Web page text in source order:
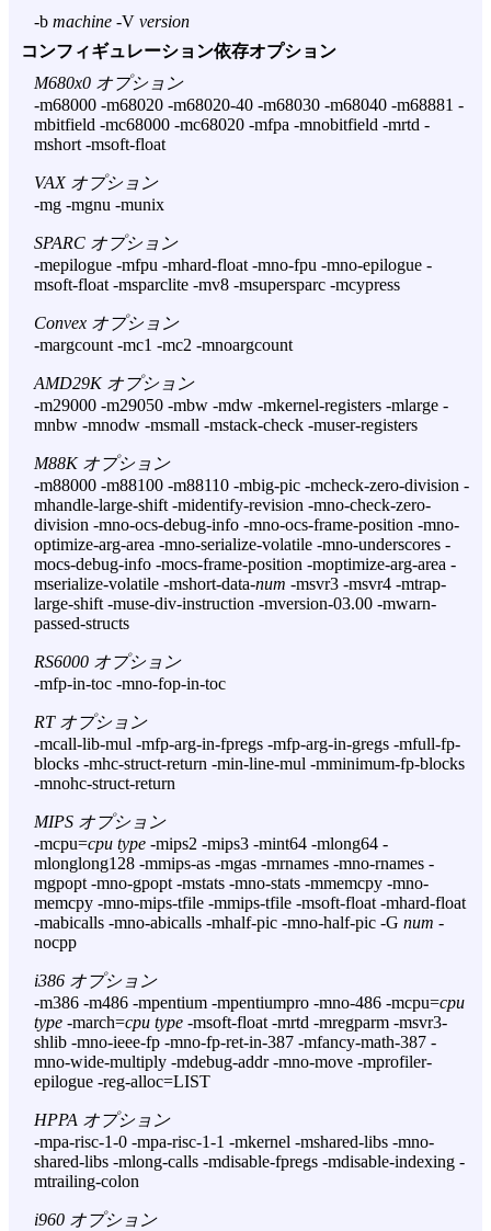
-b machine -V version
コンフィギュレーション依存オプション
M680x0 オプション
-m68000 -m68020 -m68020-40 -m68030 -m68040 -m68881 -
mbitfield -mc68000 -mc68020 -mfpa -mnobitfield -mrtd -
mshort -msoft-float
VAX オプション
-mg -mgnu -munix
SPARC オプション
-mepilogue -mfpu -mhard-float -mno-fpu -mno-epilogue -
msoft-float -msparclite -mv8 -msupersparc -mcypress
Convex オプション
-margcount -mc1 -mc2 -mnoargcount
AMD29K オプション
-m29000 -m29050 -mbw -mdw -mkernel-registers -mlarge -
mnbw -mnodw -msmall -mstack-check -muser-registers
M88K オプション
-m88000 -m88100 -m88110 -mbig-pic -mcheck-zero-division -
mhandle-large-shift -midentify-revision -mno-check-zero-
division -mno-ocs-debug-info -mno-ocs-frame-position -mno-
optimize-arg-area -mno-serialize-volatile -mno-underscores -
mocs-debug-info -mocs-frame-position -moptimize-arg-area -
mserialize-volatile -mshort-data-num -msvr3 -msvr4 -mtrap-
large-shift -muse-div-instruction -mversion-03.00 -mwarn-
passed-structs
RS6000 オプション
-mfp-in-toc -mno-fop-in-toc
RT オプション
-mcall-lib-mul -mfp-arg-in-fpregs -mfp-arg-in-gregs -mfull-fp-
blocks -mhc-struct-return -min-line-mul -mminimum-fp-blocks
-mnohc-struct-return
MIPS オプション
-mcpu=cpu type -mips2 -mips3 -mint64 -mlong64 -
mlonglong128 -mmips-as -mgas -mrnames -mno-rnames -
mgpopt -mno-gpopt -mstats -mno-stats -mmemcpy -mno-
memcpy -mno-mips-tfile -mmips-tfile -msoft-float -mhard-float
-mabicalls -mno-abicalls -mhalf-pic -mno-half-pic -G num -
nocpp
i386 オプション
-m386 -m486 -mpentium -mpentiumpro -mno-486 -mcpu=cpu
type -march=cpu type -msoft-float -mrtd -mregparm -msvr3-
shlib -mno-ieee-fp -mno-fp-ret-in-387 -mfancy-math-387 -
mno-wide-multiply -mdebug-addr -mno-move -mprofiler-
epilogue -reg-alloc=LIST
HPPA オプション
-mpa-risc-1-0 -mpa-risc-1-1 -mkernel -mshared-libs -mno-
shared-libs -mlong-calls -mdisable-fpregs -mdisable-indexing -
mtrailing-colon
i960 オプション